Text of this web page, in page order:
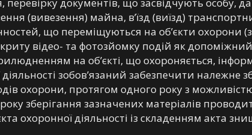
(вивезення) майна, в’їзд (виїзд)
що переміщуються на об’єкти охорони (з
відео- та фотозйомку подій як
на об’єкті, що охороняється,
діяльності зобов’язаний забезпечити належне
охорони, протягом одного року з
зберігання зазначених матеріалів
охоронної діяльності із складенням акта